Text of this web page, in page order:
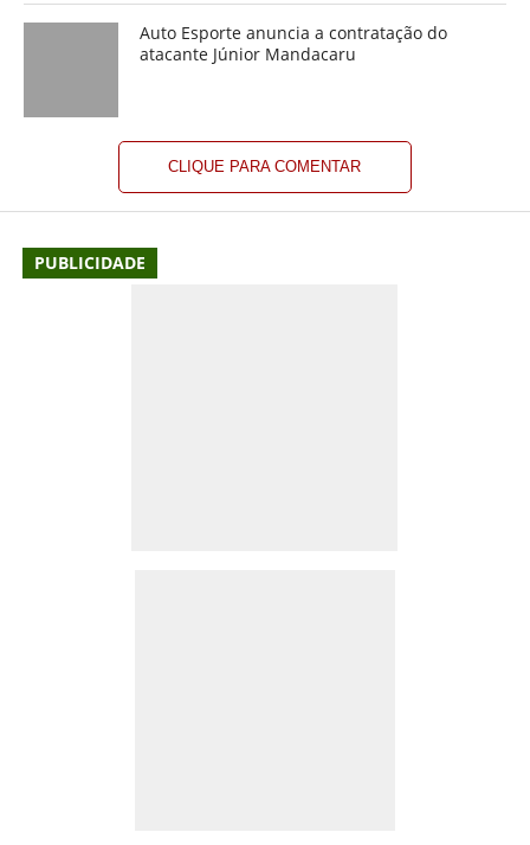
Auto Esporte anuncia a contratação do
atacante Júnior Mandacaru
CLIQUE PARA COMENTAR
PUBLICIDADE